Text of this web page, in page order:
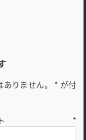
りません。 * が付
ト *